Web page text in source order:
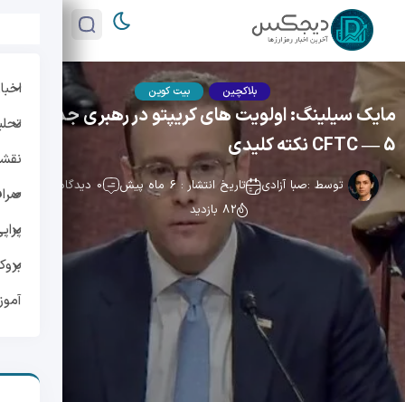
بلاکچین بیت کوین
مایک سیلینگ: اولویت های کریپتو در رهبری جدید
CFTC — 5 نکته کلیدی
توسط :صبا آزادی تاریخ انتشار : 6 ماه پیش
0 دیدگاه
82 بازدید